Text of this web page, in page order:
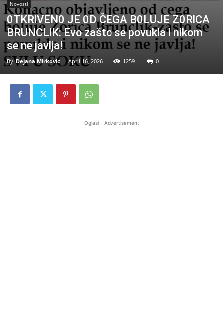
Novosti
0TKRlVEN0 JE 0D ČEGA B0LUJE Z0RlCA
BRUNCLlK: Evo zašto se povukla i nikom
se ne javlja!
By Dejana Mirkovic - April 16, 2026 1259 0
Oglasi - Advertisement